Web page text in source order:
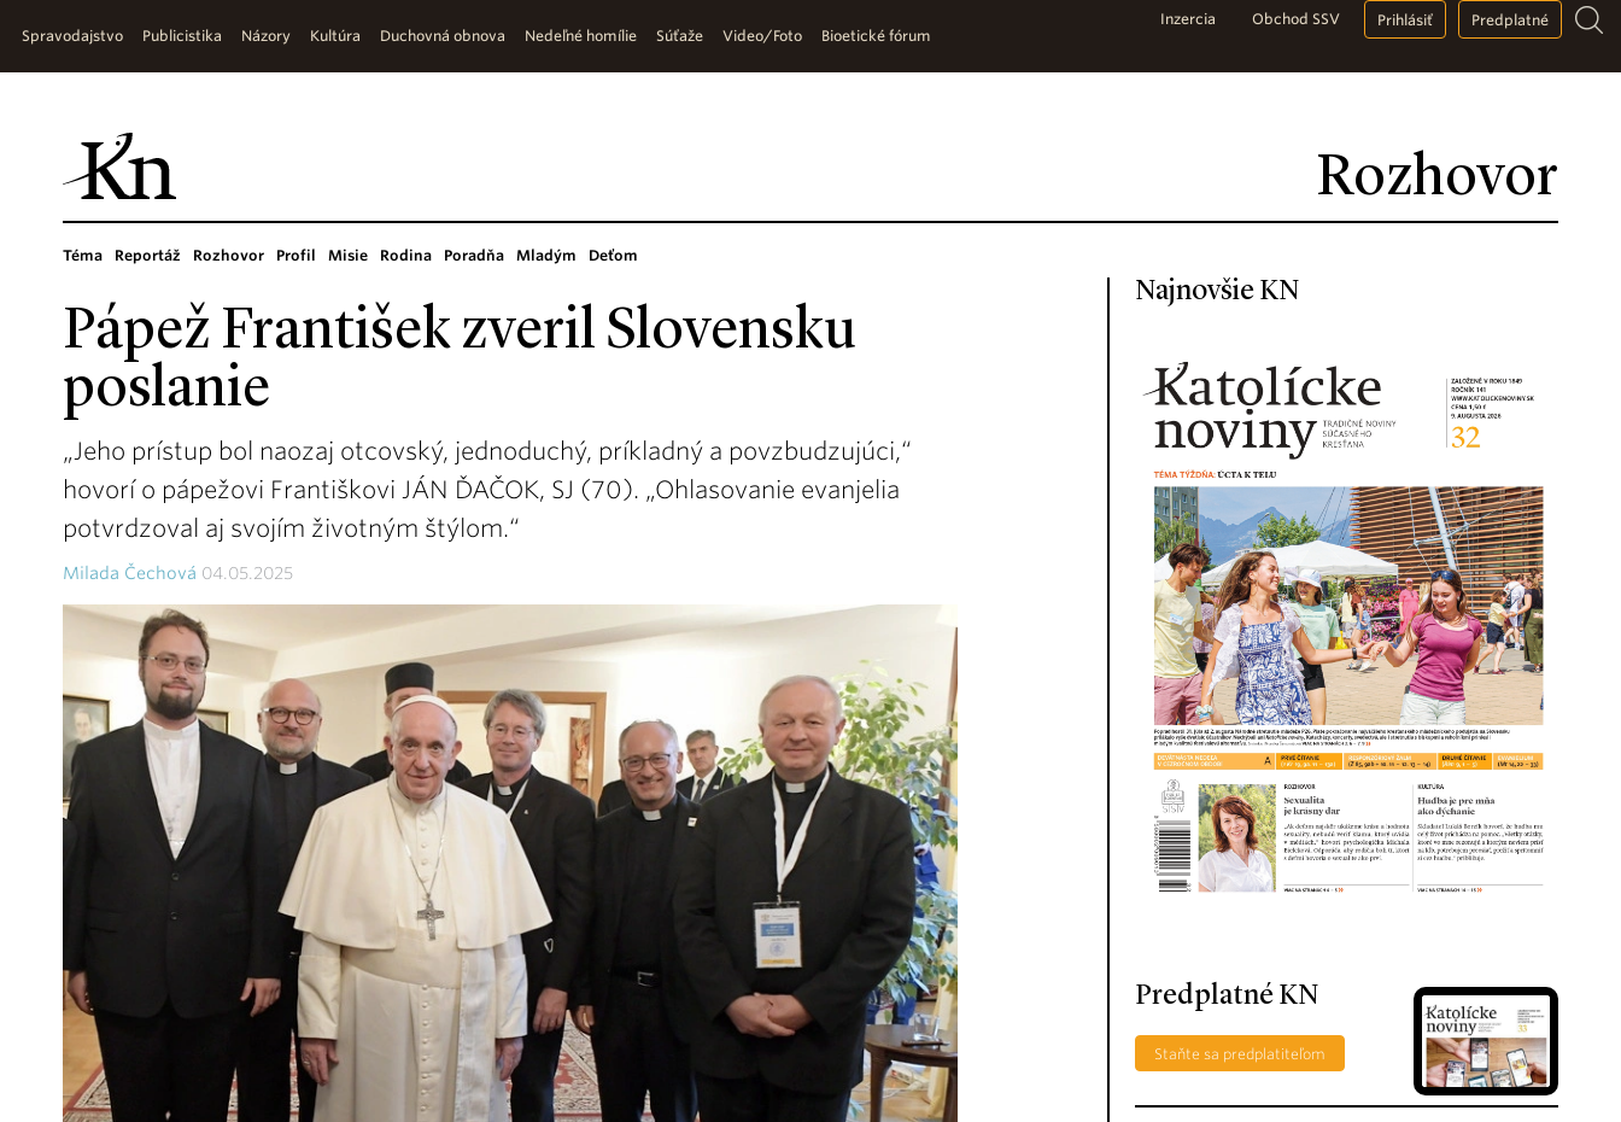
Rozhovor
Spravodajstvo Publicistika Názory Kultúra Duchovná obnova Nedeľné homílie Súťaže Video/Foto Bioetické fórum
Inzercia Obchod SSV Prihlásiť Predplatné
Téma Reportáž Rozhovor Profil Misie Rodina Poradňa Mladým Deťom
Pápež František zveril Slovensku
poslanie
„Jeho prístup bol naozaj otcovský, jednoduchý, príkladný a povzbudzujúci,“
hovorí o pápežovi Františkovi JÁN ĎAČOK, SJ (70). „Ohlasovanie evanjelia
potvrdzoval aj svojím životným štýlom.“
Milada Čechová 04.05.2025
Najnovšie KN
Predplatné KN
Staňte sa predplatiteľom